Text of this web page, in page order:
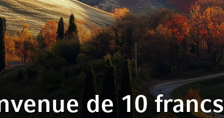
de 10 francs